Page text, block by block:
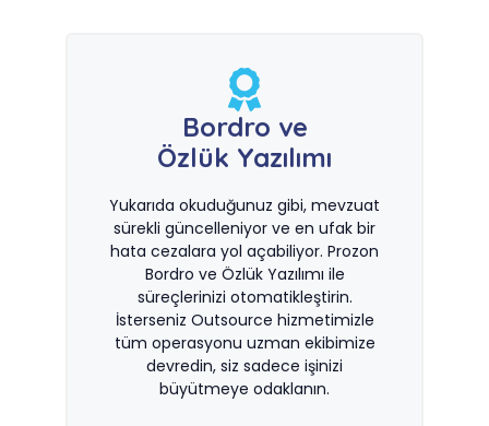
Bordro ve
Özlük Yazılımı
Yukarıda okuduğunuz gibi, mevzuat
sürekli güncelleniyor ve en ufak bir
hata cezalara yol açabiliyor. Prozon
Bordro ve Özlük Yazılımı ile
süreçlerinizi otomatikleştirin.
İsterseniz Outsource hizmetimizle
tüm operasyonu uzman ekibimize
devredin, siz sadece işinizi
büyütmeye odaklanın.